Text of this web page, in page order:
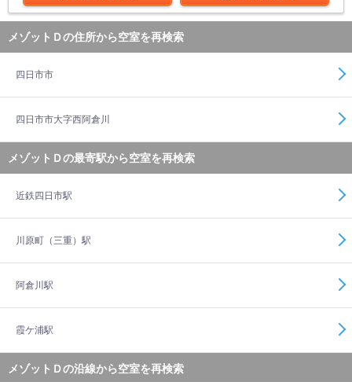
メゾットＤの住所から空室を再検索
四日市市
四日市市大字西阿倉川
メゾットＤの最寄駅から空室を再検索
近鉄四日市駅
川原町（三重）駅
阿倉川駅
霞ケ浦駅
メゾットＤの沿線から空室を再検索